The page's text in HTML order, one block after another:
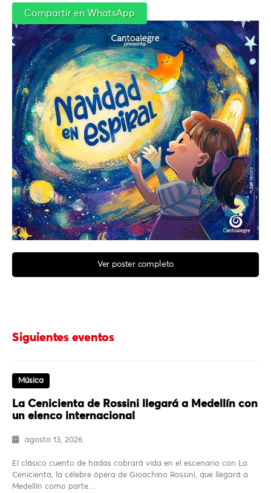
Ver poster completo
Compartir en WhatsApp
Siguientes eventos
Música
La Cenicienta de Rossini llegará a Medellín con
un elenco internacional
agosto 13, 2026
El clásico cuento de hadas cobrará vida en el escenario con La
Cenicienta, la célebre ópera de Gioachino Rossini, que llegará a
Medellín como parte…